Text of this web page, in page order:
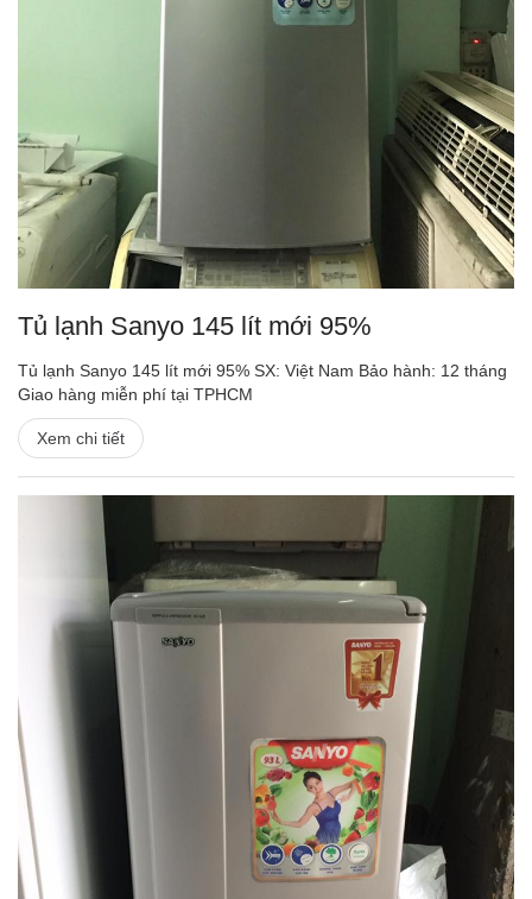
Tủ lạnh Sanyo 145 lít mới 95%
Tủ lạnh Sanyo 145 lít mới 95% SX: Việt Nam Bảo hành: 12 tháng
Giao hàng miễn phí tại TPHCM
Xem chi tiết